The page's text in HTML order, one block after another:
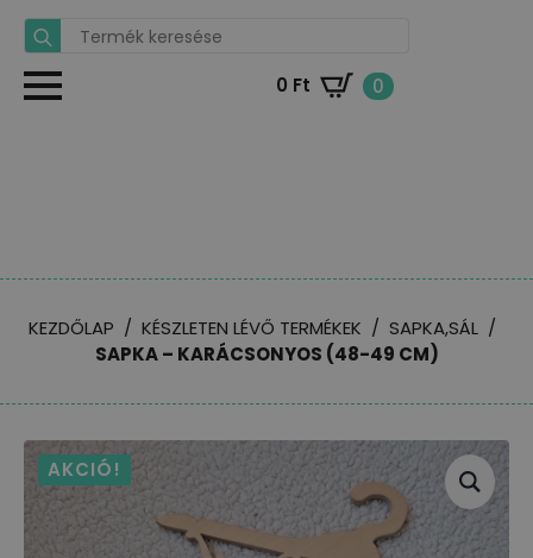
Search
for:
0 Ft 0
KEZDŐLAP KÉSZLETEN LÉVŐ TERMÉKEK
SAPKA,SÁL
SAPKA – KARÁCSONYOS (48-49 CM)
AKCIÓ!